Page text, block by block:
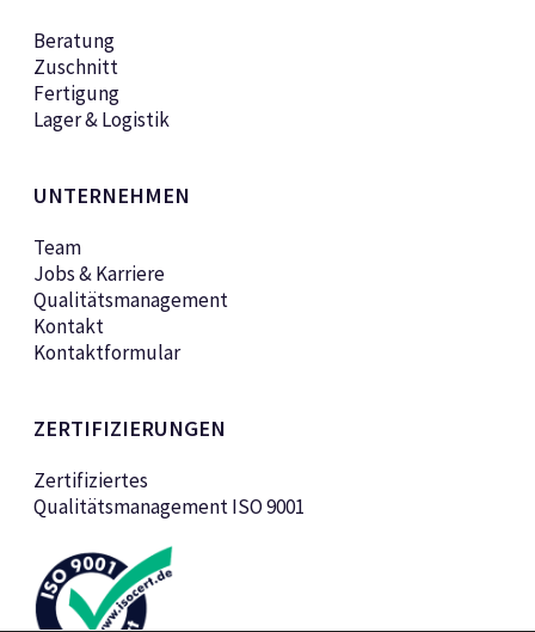
Beratung
Zuschnitt
Fertigung
Lager & Logistik
UNTERNEHMEN
Team
Jobs & Karriere
Qualitätsmanagement
Kontakt
Kontaktformular
ZERTIFIZIERUNGEN
Zertifiziertes
Qualitätsmanagement ISO 9001